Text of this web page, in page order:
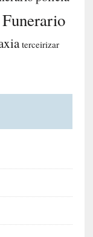
terceirizar